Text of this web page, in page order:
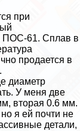
при
ПОС-61. Сплав в
продается в
диаметр
У меня две
вторая 0.6 мм.
я ей почти не
детали,